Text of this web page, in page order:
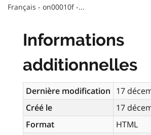
Français - on00010f -...
Informations
additionnelles
Dernière modification 17
Créé le
17
Format
HTML